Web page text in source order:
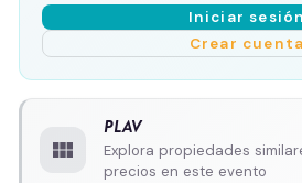
Iniciar sesión
Crear cuenta
view_module
PLAV
Explora propiedades
precios en este evento